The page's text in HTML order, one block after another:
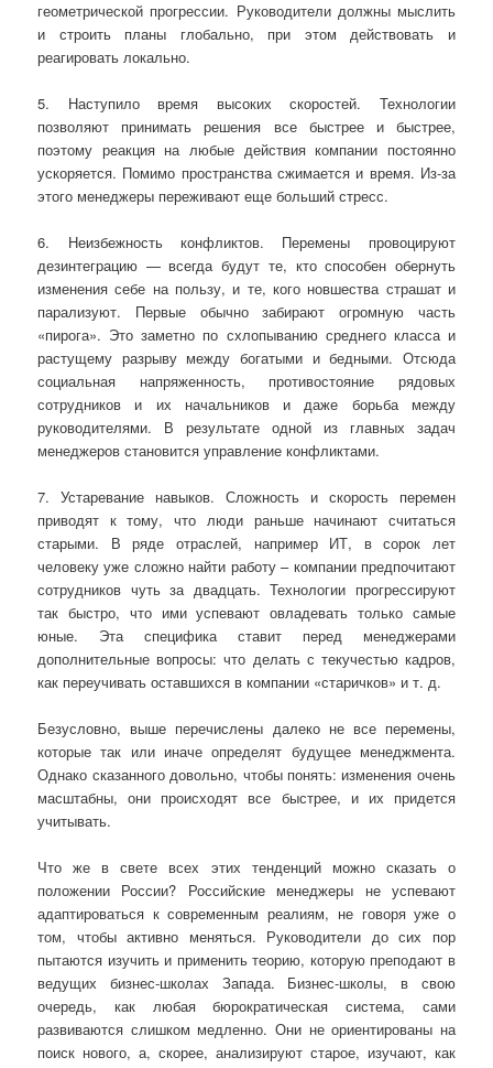
геометрической прогрессии. Руководители должны мыслить
и строить планы глобально, при этом действовать и
реагировать локально.
5. Наступило время высоких скоростей. Технологии
позволяют принимать решения все быстрее и быстрее,
поэтому реакция на любые действия компании постоянно
ускоряется. Помимо пространства сжимается и время. Из-за
этого менеджеры переживают еще больший стресс.
6. Неизбежность конфликтов. Перемены провоцируют
дезинтеграцию — всегда будут те, кто способен обернуть
изменения себе на пользу, и те, кого новшества страшат и
парализуют. Первые обычно забирают огромную часть
«пирога». Это заметно по схлопыванию среднего класса и
растущему разрыву между богатыми и бедными. Отсюда
социальная напряженность, противостояние рядовых
сотрудников и их начальников и даже борьба между
руководителями. В результате одной из главных задач
менеджеров становится управление конфликтами.
7. Устаревание навыков. Сложность и скорость перемен
приводят к тому, что люди раньше начинают считаться
старыми. В ряде отраслей, например ИТ, в сорок лет
человеку уже сложно найти работу – компании предпочитают
сотрудников чуть за двадцать. Технологии прогрессируют
так быстро, что ими успевают овладевать только самые
юные. Эта специфика ставит перед менеджерами
дополнительные вопросы: что делать с текучестью кадров,
как переучивать оставшихся в компании «старичков» и т. д.
Безусловно, выше перечислены далеко не все перемены,
которые так или иначе определят будущее менеджмента.
Однако сказанного довольно, чтобы понять: изменения очень
масштабны, они происходят все быстрее, и их придется
учитывать.
Что же в свете всех этих тенденций можно сказать о
положении России? Российские менеджеры не успевают
адаптироваться к современным реалиям, не говоря уже о
том, чтобы активно меняться. Руководители до сих пор
пытаются изучить и применить теорию, которую преподают в
ведущих бизнес-школах Запада. Бизнес-школы, в свою
очередь, как любая бюрократическая система, сами
развиваются слишком медленно. Они не ориентированы на
поиск нового, а, скорее, анализируют старое, изучают, как